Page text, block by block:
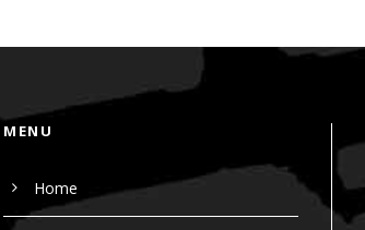
i
MENU
Home